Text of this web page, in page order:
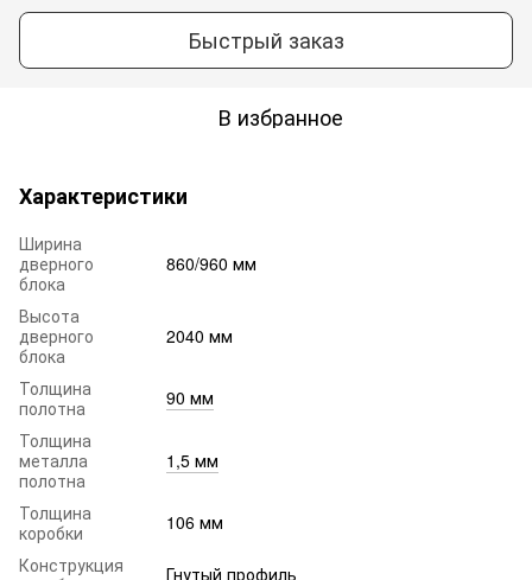
Быстрый заказ
В избранное
Характеристики
Ширина
дверного
блока
860/960 мм
Высота
дверного
блока
2040 мм
Толщина
полотна
90 мм
Толщина
металла
полотна
1,5 мм
Толщина
коробки
106 мм
Конструкция
Гнутый профиль